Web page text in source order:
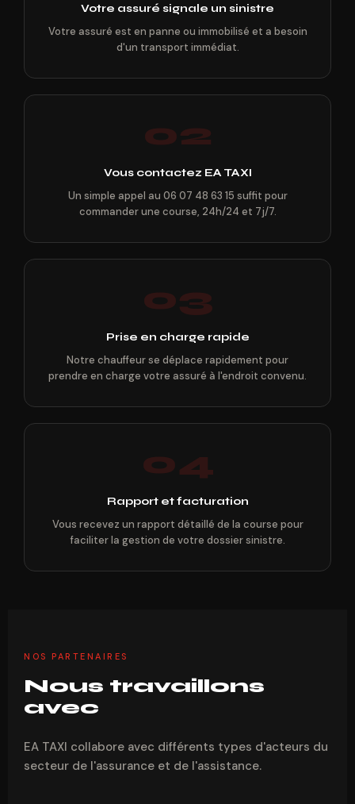
Votre assuré signale un sinistre
Votre assuré est en panne ou immobilisé et a besoin
d'un transport immédiat.
02
Vous contactez EA TAXI
Un simple appel au 06 07 48 63 15 suffit pour
commander une course, 24h/24 et 7j/7.
03
Prise en charge rapide
Notre chauffeur se déplace rapidement pour
prendre en charge votre assuré à l'endroit convenu.
04
Rapport et facturation
Vous recevez un rapport détaillé de la course pour
faciliter la gestion de votre dossier sinistre.
NOS PARTENAIRES
Nous travaillons
avec
EA TAXI collabore avec différents types d'acteurs du
secteur de l'assurance et de l'assistance.